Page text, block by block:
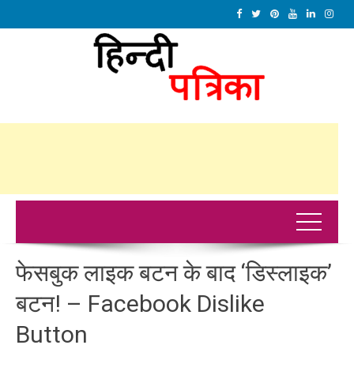
फेसबुक लाइक बटन के बाद ‘डिस्लाइक’
बटन! – Facebook Dislike
Button